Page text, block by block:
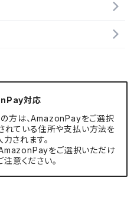
対応
方は、AmazonPayをご選択
れている住所や支払い方法を
されます。
をご選択いただけ
注意ください。